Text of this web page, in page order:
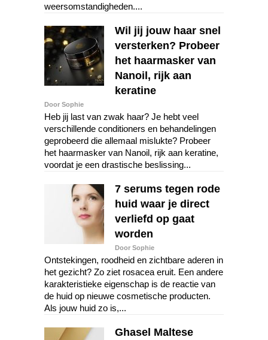
weersomstandigheden....
Wil jij jouw haar snel
versterken? Probeer
het haarmasker van
Nanoil, rijk aan
keratine
Door Sophie
Heb jij last van zwak haar? Je hebt veel
verschillende conditioners en behandelingen
geprobeerd die allemaal mislukte? Probeer
het haarmasker van Nanoil, rijk aan keratine,
voordat je een drastische beslissing...
7 serums tegen rode
huid waar je direct
verliefd op gaat
worden
Door Sophie
Ontstekingen, roodheid en zichtbare aderen in
het gezicht? Zo ziet rosacea eruit. Een andere
karakteristieke eigenschap is de reactie van
de huid op nieuwe cosmetische producten.
Als jouw huid zo is,...
Ghasel Maltese